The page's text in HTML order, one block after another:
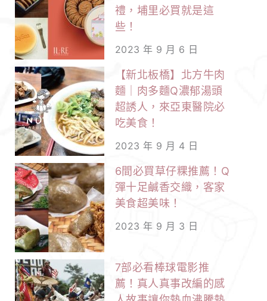
禮，埔里必買就是這
些！
2023 年 9 月 6 日
【新北板橋】北方牛肉
麵｜肉多麵Q濃郁湯頭
超誘人，來亞東醫院必
吃美食！
2023 年 9 月 4 日
6間必買草仔粿推薦！Q
彈十足鹹香交織，客家
美食超美味！
2023 年 9 月 3 日
7部必看棒球電影推
薦！真人真事改編的感